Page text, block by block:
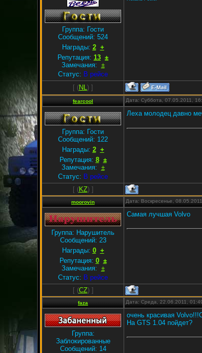
Группа: Гости
Сообщений: 524
Награды: 2 +
Репутация: 13 ±
Замечания: ±
Статус: В рейсе
[ (NL ) ]
fearcool Дата: Суббота, 07.05.2011,
Группа: Гости
Сообщений: 122
Награды: 2 +
Репутация: 8 ±
Замечания: ±
Статус: В рейсе
Леха молодец давно
[ (KZ) ]
moorovin Дата: Воскресенье,
Группа: Нарушитель
Сообщений: 23
Награды: 0 +
Репутация: 0 ±
Замечания: ±
Статус: В рейсе
Самая лучшая Volvo
[ (CZ) ]
faza Дата: Среда, 22.06.2011,
Группа:
Заблокированные
Сообщений: 14
очень красивая
На GTS 1.04 пойдет?